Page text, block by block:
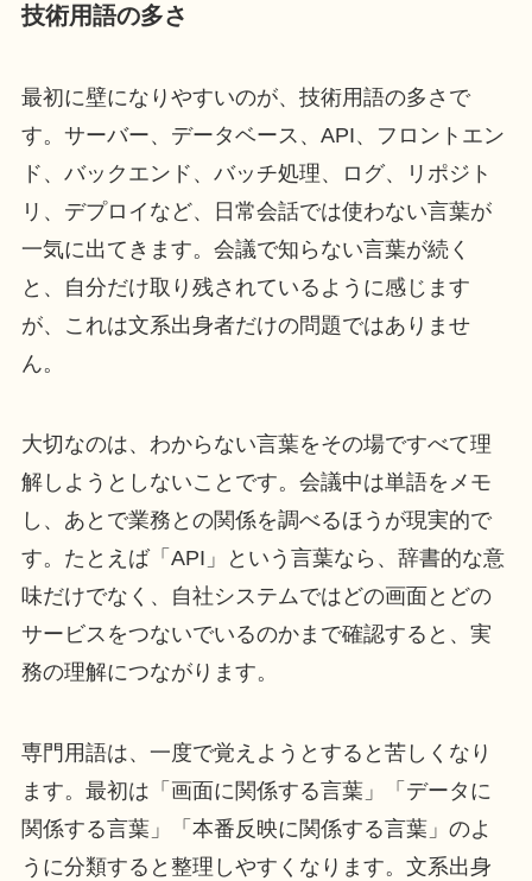
技術用語の多さ
最初に壁になりやすいのが、技術用語の多さで
す。サーバー、データベース、API、フロントエン
ド、バックエンド、バッチ処理、ログ、リポジト
リ、デプロイなど、日常会話では使わない言葉が
一気に出てきます。会議で知らない言葉が続く
と、自分だけ取り残されているように感じます
が、これは文系出身者だけの問題ではありませ
ん。
大切なのは、わからない言葉をその場ですべて理
解しようとしないことです。会議中は単語をメモ
し、あとで業務との関係を調べるほうが現実的で
す。たとえば「API」という言葉なら、辞書的な意
味だけでなく、自社システムではどの画面とどの
サービスをつないでいるのかまで確認すると、実
務の理解につながります。
専門用語は、一度で覚えようとすると苦しくなり
ます。最初は「画面に関係する言葉」「データに
関係する言葉」「本番反映に関係する言葉」のよ
うに分類すると整理しやすくなります。文系出身